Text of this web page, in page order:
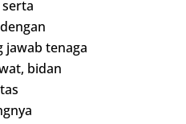
jawab tenaga
bidan